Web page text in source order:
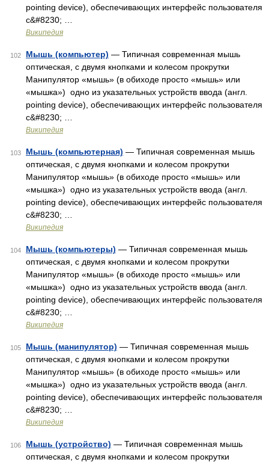
pointing device), обеспечивающих интерфейс пользователя
с&#8230; …
Википедия
102 Мышь (компьютер) — Типичная современная мышь
оптическая, с двумя кнопками и колесом прокрутки
Манипулятор «мышь» (в обиходе просто «мышь» или
«мышка») одно из указательных устройств ввода (англ.
pointing device), обеспечивающих интерфейс пользователя
с&#8230; …
Википедия
103 Мышь (компьютерная) — Типичная современная мышь
оптическая, с двумя кнопками и колесом прокрутки
Манипулятор «мышь» (в обиходе просто «мышь» или
«мышка») одно из указательных устройств ввода (англ.
pointing device), обеспечивающих интерфейс пользователя
с&#8230; …
Википедия
104 Мышь (компьютеры) — Типичная современная мышь
оптическая, с двумя кнопками и колесом прокрутки
Манипулятор «мышь» (в обиходе просто «мышь» или
«мышка») одно из указательных устройств ввода (англ.
pointing device), обеспечивающих интерфейс пользователя
с&#8230; …
Википедия
105 Мышь (манипулятор) — Типичная современная мышь
оптическая, с двумя кнопками и колесом прокрутки
Манипулятор «мышь» (в обиходе просто «мышь» или
«мышка») одно из указательных устройств ввода (англ.
pointing device), обеспечивающих интерфейс пользователя
с&#8230; …
Википедия
106 Мышь (устройство) — Типичная современная мышь
оптическая, с двумя кнопками и колесом прокрутки